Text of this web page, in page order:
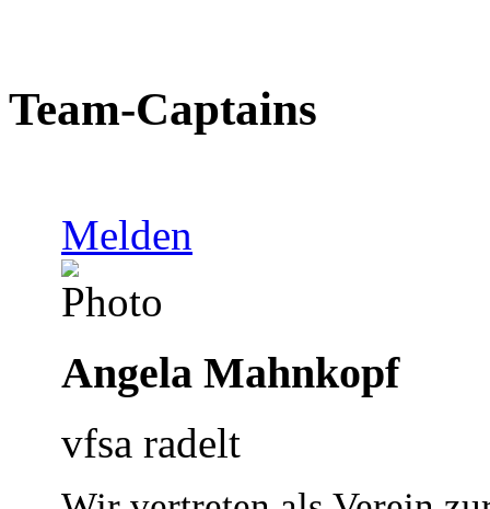
Team-Captains
Melden
Angela Mahnkopf
vfsa radelt